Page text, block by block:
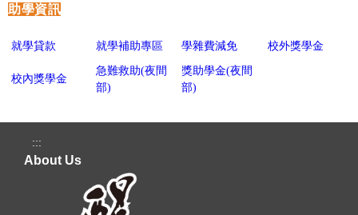
助學資訊
就學貸款 就學補助專區 學雜費減免 校外獎學金
校內獎學金
急難救助(夜間
部)
獎助學金(夜間
部)
:::
About Us